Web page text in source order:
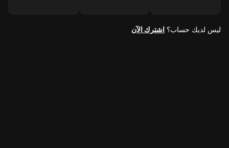
ليس لديك حساب؟ اشترك الآن